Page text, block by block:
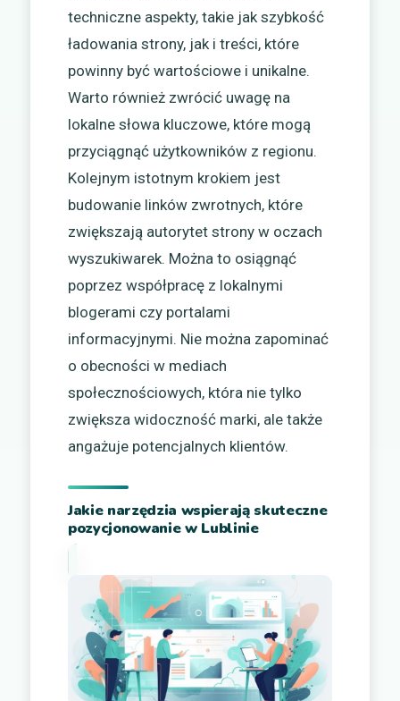
techniczne aspekty, takie jak szybkość
ładowania strony, jak i treści, które
powinny być wartościowe i unikalne.
Warto również zwrócić uwagę na
lokalne słowa kluczowe, które mogą
przyciągnąć użytkowników z regionu.
Kolejnym istotnym krokiem jest
budowanie linków zwrotnych, które
zwiększają autorytet strony w oczach
wyszukiwarek. Można to osiągnąć
poprzez współpracę z lokalnymi
blogerami czy portalami
informacyjnymi. Nie można zapominać
o obecności w mediach
społecznościowych, która nie tylko
zwiększa widoczność marki, ale także
angażuje potencjalnych klientów.
Jakie narzędzia wspierają skuteczne
pozycjonowanie w Lublinie